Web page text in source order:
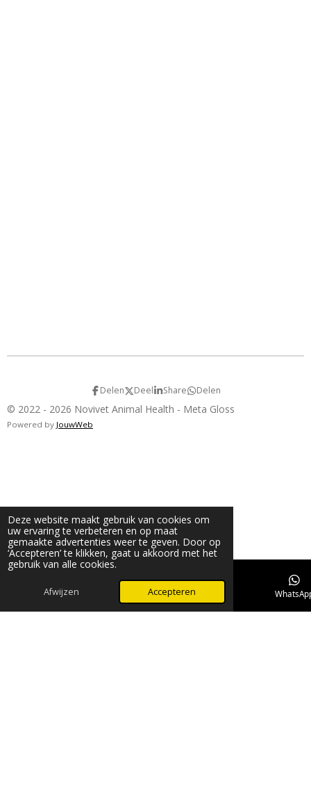
Deze website maakt gebruik van cookies om
uw ervaring te verbeteren en op maat
gemaakte advertenties weer te geven. Door op
‘Accepteren’ te klikken, gaat u akkoord met het
gebruik van alle cookies.
Afwijzen Accepteren
Delen Deel Share Delen
© 2022 - 2026 Novivet Animal Health - Meta Gloss
Powered by JouwWeb
E-mailadres Telefoonnummer